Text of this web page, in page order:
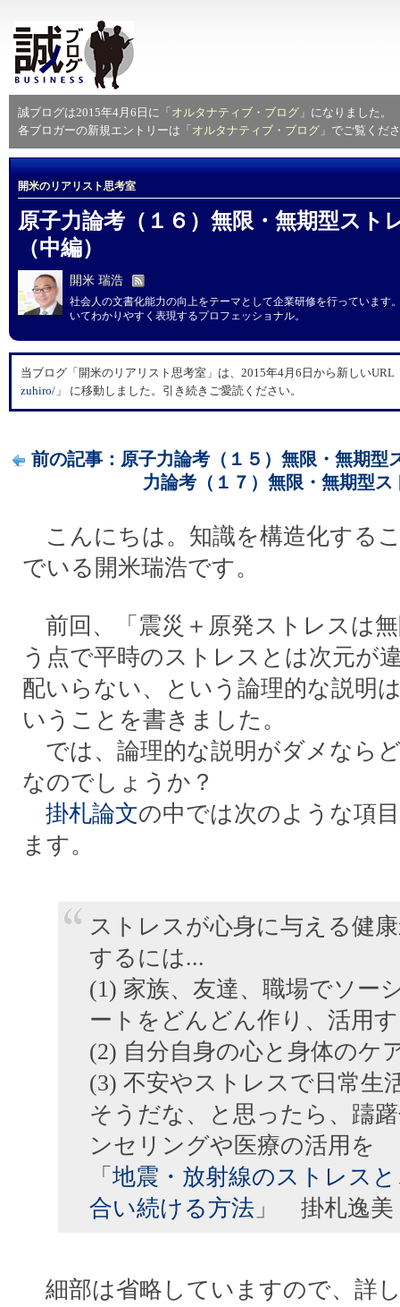
誠ブログは2015年4月6日に「 オルタナティブ・ブログ 」になりました。
各ブロガーの新規エントリーは「 オルタナティブ・ブログ 」でご覧くだ
開米のリアリスト思考室
原子力論考（１６）無限・無期型スト
（中編）
開米 瑞浩
社会人の文書化能力の向上をテーマとして企業研修を行っています
いてわかりやすく表現するプロフェッショナル。
当ブログ「開米のリアリスト思考室」は、2015年4月6日から新しいURL
zuhiro/ 」 に移動しました。引き続きご愛読ください。
前の記事：原子力論考（１５）無限・無期型
力論考（１７）無限・無期型ス
こんにちは。知識を構造化する
でいる開米瑞浩です。
前回、「震災＋原発ストレスは
う点で平時のストレスとは次元が
配いらない、という論理的な説明
いうことを書きました。
では、論理的な説明がダメなら
なのでしょうか？
掛札論文の中では次のような項
ます。
ストレスが心身に与える健
するには...
(1) 家族、友達、職場でソー
ートをどんどん作り、活用
(2) 自分自身の心と身体のケ
(3) 不安やストレスで日常生
そうだな、と思ったら、躊
ンセリングや医療の活用を
「 地震・放射線のストレス
合い続ける方法 」 掛札逸美
細部は省略していますので、詳